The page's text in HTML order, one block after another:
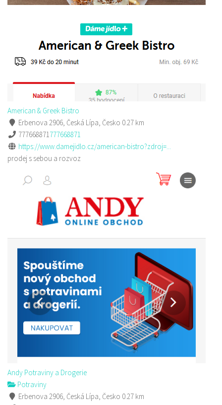
American & Greek Bistro
Erbenova 2906, Česká Lípa, Česko 0.27 km
777668871777668871
https://www.damejidlo.cz/american-bistro?zdroj=...
prodej s sebou a rozvoz
Andy Potraviny a Drogerie
Potraviny
Erbenova 2906, Česká Lípa, Česko 0.27 km